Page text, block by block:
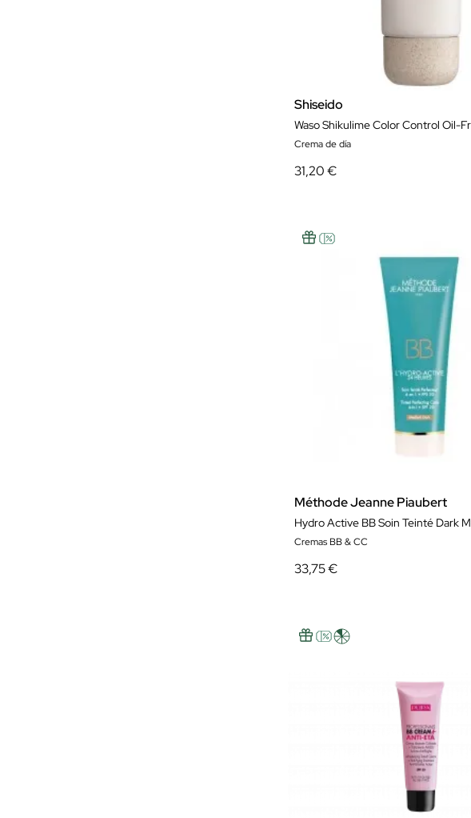
Shiseido
Crema de día
31,20 €
Méthode Jeanne Piaubert
Hydro Active BB Soin Teinté Dark
Cremas BB & CC
33,75 €